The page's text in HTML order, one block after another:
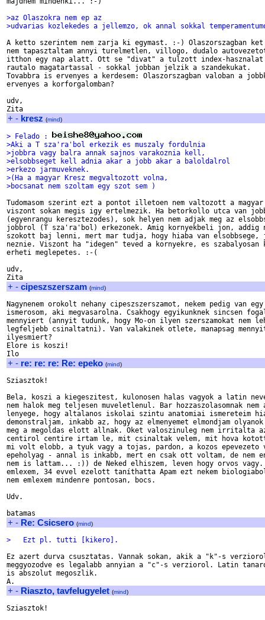
>az Olaszokra nem ep az
>udvarias kozlekedes a jellemzo, ok annal sokkal
A ketto szerintem nem zarja ki egymast. :-) Olaszorszagban
nem tapasztaltam annyi turelmetlen, villogo, dudalo
itthon egy nap alatt. Ott se "divat" a tulzott index-
rautalo magatartassal - sokkal jobban jelzik a szandekukat.
Tovabbra is ervenyes a kerdesem: Olaszorszagban valoban a
ervenyes a korforgalomban?
udv,
+ - kresz (mind)
> Felado :
>Aki a T sza'ra'bol erkezik es muszaly fordulnia
>jobbra vagy balra annak sajnos varakoznia kell,
>elsobbseget kell adnia akar a jobb akar a baloldalrol
>erkezo jarmuveknek.
>(Ha a magyar Kresz megvaltozott volna,
>bocsanat nem szoltam egy szot sem )
Tudomasom szerint ezt a pontot illetoen nem valtozott a
viszont sokan megis igy ertelmezik. Ha betorkollo utca van
(egyenrangu keresztezodes), sok helyen nem adjak meg az
jobbrol (T sza'ra'bol) erkezonek. Amig kornyekbeli jon, addig
szokott baj lenni, mert mar tudja, hogy hiaba van
neznie. Viszont ha "idegen" teved a kornyekre, es szabalyosan
erheti meglepetes. :-(
udv,
+ - cipeszszerszam (mind)
Nagynenem orokolt nehany cipeszszerszamot, nekem pedig van
ismerosom, aki megvasarolna. Csakhogy egyikunknek sincsen
mennyiert (annyit tudunk, hogy Mo-on ilyen szerszamokat nem
legfeljebb csinaltatni). Van valakinek otlete, manapsag
ilyesmiert?
Elore is koszi!
+ - re: re: re: Re: epeko (mind)
Sziasztok!
Bela, koszi a kiegeszitest, kulonosen halas vagyok a latin
nem halok meg teljesen muveletlenul. Bar hozzaszolasomnak
lenyege, hogy altalanos iskolai szintu anatomiai ismereteim
demonstraljam, inkabb az, hogy az elmenyemet elmondjam
meg a megoldas elott allnak. Oket valoszinuleg nem irritalta
centirol centire irtam le, mit csinaltak velem, mit hova
mi volt elobb, a tyuk vagy a tojas, pardon, a kozos epevezeto
epeholyag - annal is inkabb, mert en csak ott voltam, de nem
nem is lattam... :)) de Neked elhiszem, leven hogy orvos
emlexem, 34 evvel ezelott taníthatta Apam ezt nekem
nem emlexem mindenre pontosan, bocs.
Udv.
+ - Re: Csicsero (mind)
>   Ezt pl. tutti [kikero].
Ez azert durva csusztatas. Vannak sokan, akik a "k"-s
meggyozodve es legalabb annyian a "c"-s verziorol. Latin
is abszolut megoszlik.
+ - Riaszto, tavfelugyelet (mind)
Sziasztok!